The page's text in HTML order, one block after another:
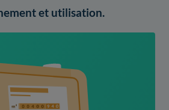
et utilisation.